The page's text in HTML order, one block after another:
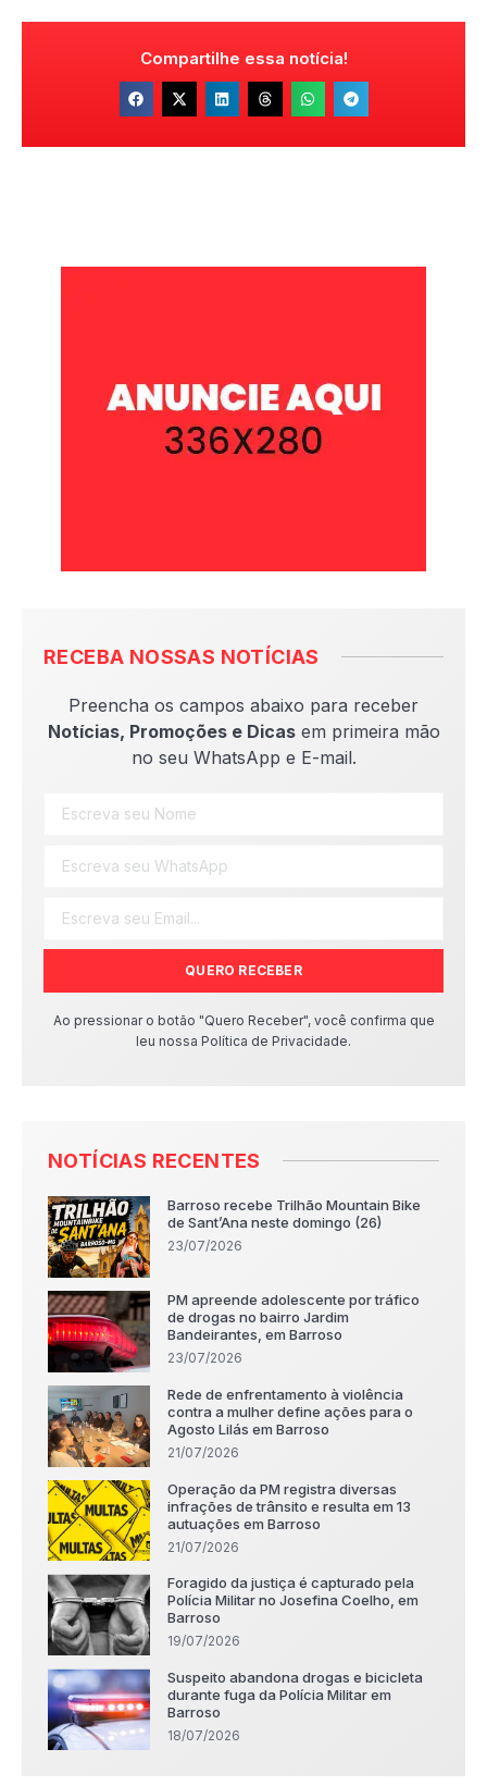
Compartilhe essa notícia!
RECEBA NOSSAS NOTÍCIAS
Preencha os campos abaixo para receber
Notícias, Promoções e Dicasem primeira mão
no seu WhatsApp e E-mail.
QUERO RECEBER
Ao pressionar o botão "Quero Receber", você confirma que
leu nossa Política de Privacidade.
NOTÍCIAS RECENTES
Barroso recebe Trilhão Mountain Bike
de Sant’Ana neste domingo (26)
23/07/2026
PM apreende adolescente por tráfico
de drogas no bairro Jardim
Bandeirantes, em Barroso
23/07/2026
Rede de enfrentamento à violência
contra a mulher define ações para o
Agosto Lilás em Barroso
21/07/2026
Operação da PM registra diversas
infrações de trânsito e resulta em 13
autuações em Barroso
21/07/2026
Foragido da justiça é capturado pela
Polícia Militar no Josefina Coelho, em
Barroso
19/07/2026
Suspeito abandona drogas e bicicleta
durante fuga da Polícia Militar em
Barroso
18/07/2026